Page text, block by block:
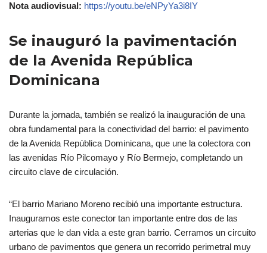
Nota audiovisual: https://youtu.be/eNPyYa3i8IY
Se inauguró la pavimentación
de la Avenida República
Dominicana
Durante la jornada, también se realizó la inauguración de una
obra fundamental para la conectividad del barrio: el pavimento
de la Avenida República Dominicana, que une la colectora con
las avenidas Río Pilcomayo y Río Bermejo, completando un
circuito clave de circulación.
“El barrio Mariano Moreno recibió una importante estructura.
Inauguramos este conector tan importante entre dos de las
arterias que le dan vida a este gran barrio. Cerramos un circuito
urbano de pavimentos que genera un recorrido perimetral muy